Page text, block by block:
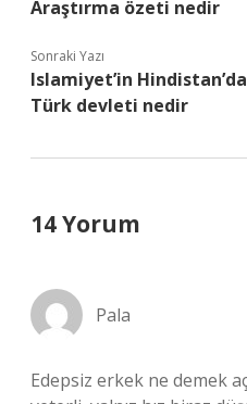
Araştırma özeti nedir
Sonraki Yazı
Islamiyet’in
Türk devleti nedir
14 Yorum
Pala
Edepsiz erkek ne demek